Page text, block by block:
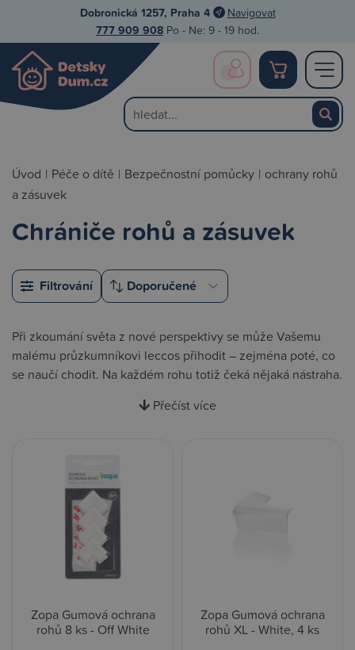
Dobronická 1257, Praha 4 Navigovat
777 909 908 Po - Ne: 9 - 19 hod.
Úvod | Péče o dítě | Bezpečnostní pomůcky | ochrany rohů
a zásuvek
Chrániče rohů a zásuvek
Filtrování
Při zkoumání světa z nové perspektivy se může Vašemu
malému průzkumníkovi leccos přihodit – zejména poté, co
se naučí chodit. Na každém rohu totiž čeká nějaká nástraha.
Přečíst více
Zopa Gumová ochrana
rohů 8 ks - Off White
Zopa Gumová ochrana
rohů XL - White, 4 ks